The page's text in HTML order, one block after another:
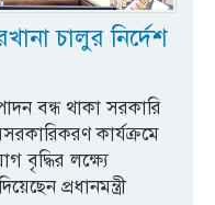
চালুর নির্দেশ
বন্ধ থাকা সরকারি
কার্যক্রমে
বৃদ্ধির লক্ষ্যে
প্রধানমন্ত্রী